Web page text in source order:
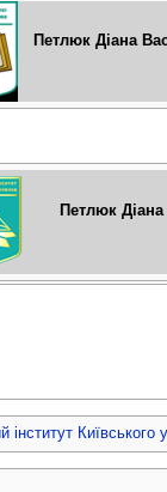
Петлюк Діана
Петлюк
інститут